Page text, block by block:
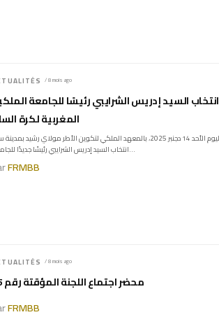
/ 8 mois ago
انتخاب السيد إدريس الشرايبي رئيسًا للجامعة
المغربية لكرة
تم، اليوم الأحد 14 دجنبر 2025، بالمعهد الملكي لتكوين الأطر مولاي رشيد
انتخاب السيد إدريس الشرايبي رئيسًا جديدًا للجامعة...
FRMBB
/ 8 mois ago
محضر اجتماع اللجنة المؤقتة رقم 05
FRMBB